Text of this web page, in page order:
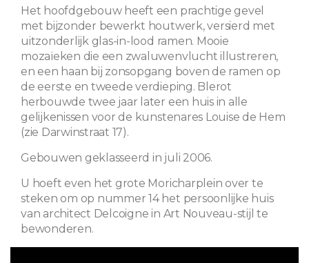
Het hoofdgebouw heeft een prachtige gevel
met bijzonder bewerkt houtwerk, versierd met
uitzonderlijk glas-in-lood ramen. Mooie
mozaïeken die een zwaluwenvlucht illustreren,
en een haan bij zonsopgang boven de ramen op
de eerste en tweede verdieping. Blerot
herbouwde twee jaar later een huis in alle
gelijkenissen voor de kunstenares Louise de Hem
(zie Darwinstraat 17).
Gebouwen geklasseerd in juli 2006.
U hoeft even het grote Moricharplein over te
steken om op nummer 14 het persoonlijke huis
van architect Delcoigne in Art Nouveau-stijl te
bewonderen.